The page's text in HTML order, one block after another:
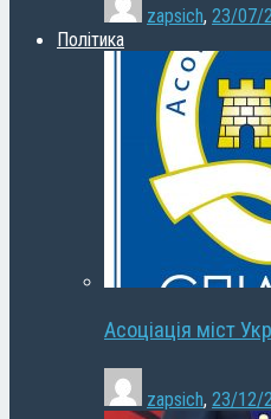
zapsich, 23/07/
Політика
Асоціація міст
zapsich, 23/12/